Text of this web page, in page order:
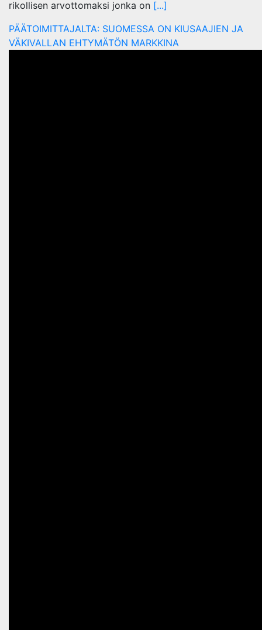
rikollisen arvottomaksi jonka on [...]
PÄÄTOIMITTAJALTA: SUOMESSA ON KIUSAAJIEN JA
VÄKIVALLAN EHTYMÄTÖN MARKKINA